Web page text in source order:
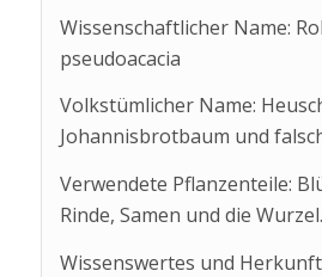
Wissenschaftlicher Name:
pseudoacacia
Volkstümlicher Name:
Johannisbrotbaum und
Verwendete Pflanzenteile:
Rinde, Samen und die Wurzel.
Wissenswertes und